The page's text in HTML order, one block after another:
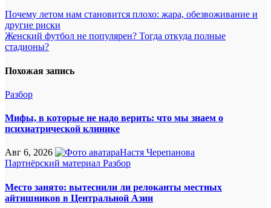
Навигация
по
записям
Почему летом нам становится плохо: жара, обезвоживание и
другие риски
Женский футбол не популярен? Тогда откуда полные
стадионы?
Похожая запись
Разбор
Мифы, в которые не надо верить: что мы знаем о
психиатрической клинике
Авг 6, 2026
Настя Черепанова
Партнёрский материал Разбор
Место занято: вытеснили ли релоканты местных
айтишников в Центральной Азии